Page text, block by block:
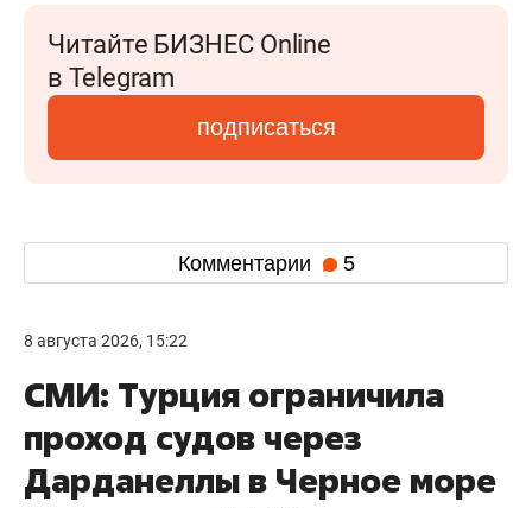
Читайте БИЗНЕС Online
в Telegram
подписаться
Комментарии 5
8 августа 2026, 15:22
СМИ: Турция ограничила
проход судов через
Дарданеллы в Черное море